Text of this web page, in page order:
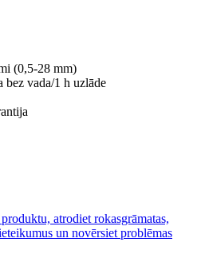
(0,5-28 mm)
bez vada/1 h uzlāde
atrodiet rokasgrāmatas,
un novērsiet problēmas